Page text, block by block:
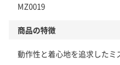
MZ0019
商品の特徴
動作性と着心地を追求したミ